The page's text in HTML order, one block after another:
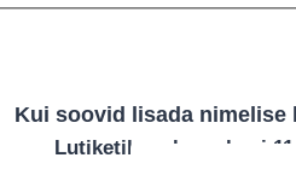
Kui soovid lisada
Lutiketile palume kuni